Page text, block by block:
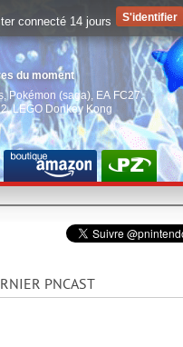
du moment
, Pokémon (saga) EA FC27,
,LEGO Donkey Kong
PNCAST
connecté 14 jours